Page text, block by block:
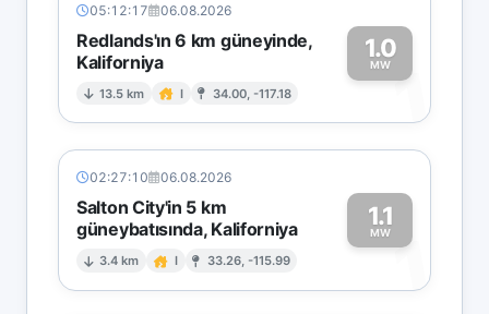
05:12:17 06.08.2026
Redlands'ın 6 km güneyinde,
Kaliforniya
13.5 km I 34.00, -117.18
1.0
MW1
02:27:10 06.08.2026
Salton City'in 5 km
güneybatısında, Kaliforniya
3.4 km I 33.26, -115.99
1.1
MW1